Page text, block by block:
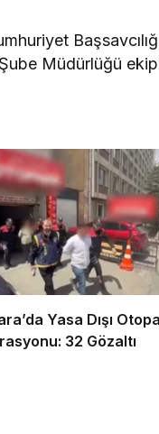
Müdürlüğü
Yasa Dışı
32 Gözaltı